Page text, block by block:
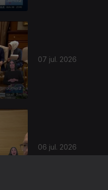
07 jul. 2026
06 jul. 2026